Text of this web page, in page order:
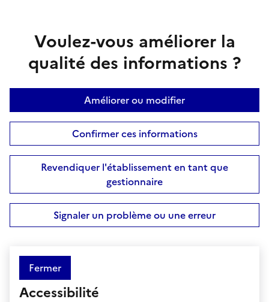
Voulez-vous améliorer la
qualité des informations ?
Améliorer ou modifier
Confirmer ces informations
Revendiquer l'établissement en tant que
gestionnaire
Signaler un problème ou une erreur
Fermer
Accessibilité